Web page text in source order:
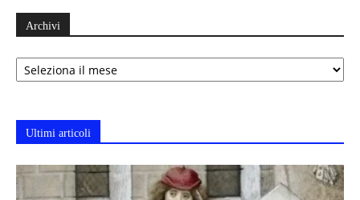
Archivi
Archivi
Ultimi articoli